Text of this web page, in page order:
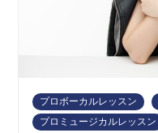
プロボーカルレッスン
プロミュージカルレッスン